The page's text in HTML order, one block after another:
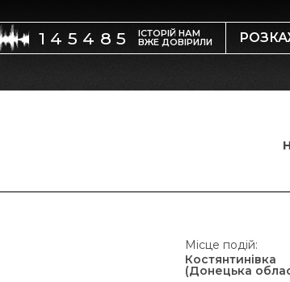
145485 ІСТОРІЙ НАМ
ВЖЕ ДОВІРИЛИ
Місце подій:
Костянтинівка
(Донецька